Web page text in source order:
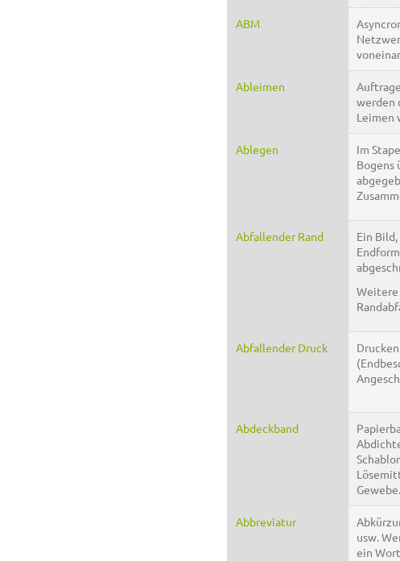
ABM
Ableimen
werden
Leimen
Ablegen
Im
Bogens
Abfallender Rand
Ein
Weitere
Abfallender Druck
Abdeckband
Gewebe.
Abbreviatur
usw.
ein